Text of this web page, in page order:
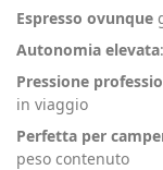
Espresso ovunque
Autonomia elevata
Pressione
in viaggio
Perfetta per
peso contenuto